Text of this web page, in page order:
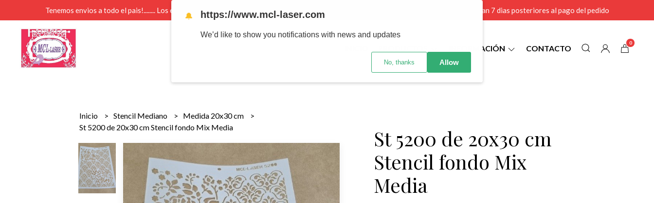
Tenemos envios a todo el pais!........ Los envios Por MENOR se realizan 48 hs habiles porteriores al pago , los pedidos por MAYOR se envian 7 dias posteriores al pago del pedido
INFORMACIÓN CONTACTO
0
Inicio Stencil Mediano
Medida 20x30 cm
St 5200 de 20x30 cm Stencil fondo Mix Media
St 5200 de 20x30 cm
Stencil fondo Mix
Media
🔔 https://www.mcl-laser.com
We’d like to show you notifications with news and updates
No, thanks Allow